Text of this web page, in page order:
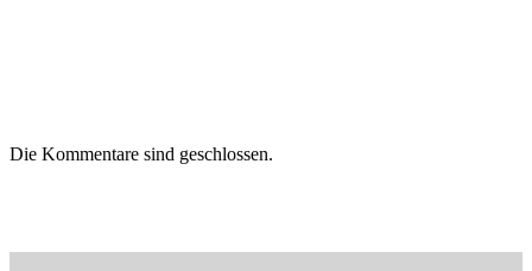
Die Kommentare sind geschlossen.